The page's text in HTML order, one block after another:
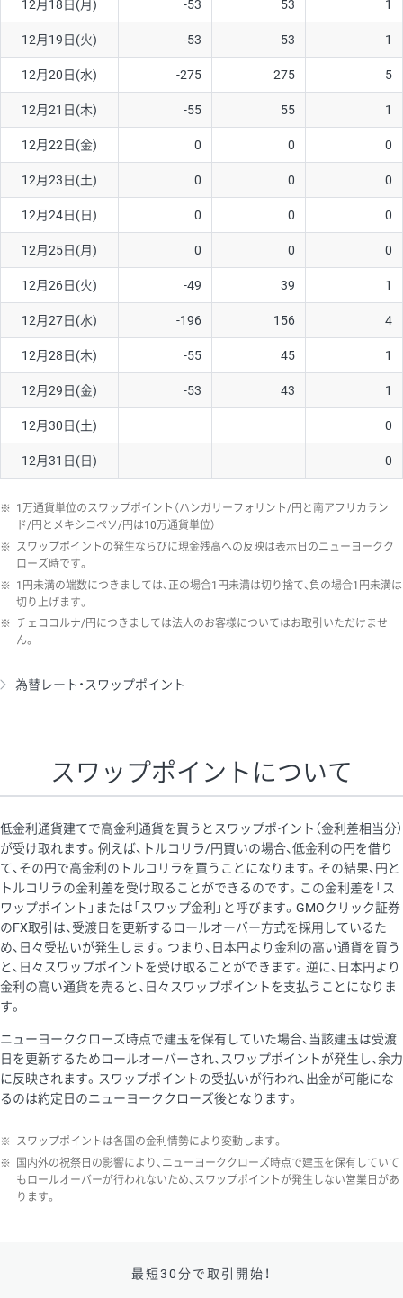
ソ/円は10万通貨単位。
12月18日(月) -53 53 1
12月19日(火) -53 53 1
12月20日(水) -275 275 5
12月21日(木) -55 55 1
12月22日(金) 0 0 0
12月23日(土) 0 0 0
12月24日(日) 0 0 0
12月25日(月) 0 0 0
12月26日(火) -49 39 1
12月27日(水) -196 156 4
12月28日(木) -55 45 1
12月29日(金) -53 43 1
12月30日(土) 0
12月31日(日) 0
※ 1万通貨単位のスワップポイント（ハンガリーフォリント/円と南アフリカラン
ド/円とメキシコペソ/円は10万通貨単位）
※ スワップポイントの発生ならびに現金残高への反映は表示日のニューヨークク
ローズ時です。
※ 1円未満の端数につきましては、正の場合1円未満は切り捨て、負の場合1円未満は
切り上げます。
※ チェココルナ/円につきましては法人のお客様についてはお取引いただけませ
ん。
為替レート・スワップポイント
スワップポイントについて
低金利通貨建てで高金利通貨を買うとスワップポイント（金利差相当分）
が受け取れます。例えば、トルコリラ/円買いの場合、低金利の円を借り
て、その円で高金利のトルコリラを買うことになります。その結果、円と
トルコリラの金利差を受け取ることができるのです。この金利差を「ス
ワップポイント」または「スワップ金利」と呼びます。GMOクリック証券
のFX取引は、受渡日を更新するロールオーバー方式を採用しているた
め、日々受払いが発生します。つまり、日本円より金利の高い通貨を買う
と、日々スワップポイントを受け取ることができます。逆に、日本円より
金利の高い通貨を売ると、日々スワップポイントを支払うことになりま
す。
ニューヨーククローズ時点で建玉を保有していた場合、当該建玉は受渡
日を更新するためロールオーバーされ、スワップポイントが発生し、余力
に反映されます。スワップポイントの受払いが行われ、出金が可能にな
るのは約定日のニューヨーククローズ後となります。
※ スワップポイントは各国の金利情勢により変動します。
※
国内外の祝祭日の影響により、ニューヨーククローズ時点で建玉を保有していて
もロールオーバーが行われないため、スワップポイントが発生しない営業日があ
ります。
最短30分で取引開始！